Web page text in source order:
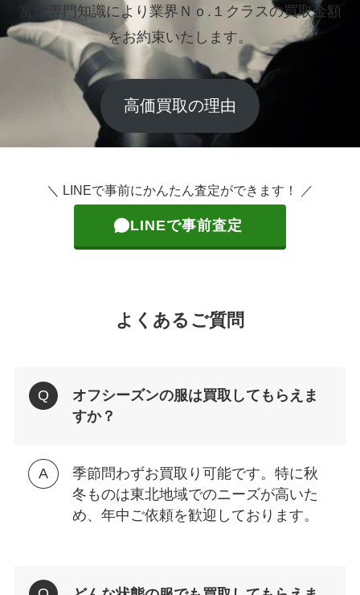
富な専門知識により業界Ｎｏ.１クラスの買取金額
をお約束いたします。
高価買取の理由
＼ LINEで事前にかんたん査定ができます！ ／
LINEで事前査定
よくあるご質問
オフシーズンの服は買取してもらえま
すか？
季節問わずお買取り可能です。特に秋
冬ものは東北地域でのニーズが高いた
め、年中ご依頼を歓迎しております。